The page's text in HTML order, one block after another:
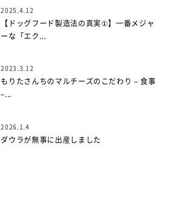
2025.4.12
【ドッグフード製造法の真実①】一番メジャ
ーな「エク...
2023.3.12
もりたさんちのマルチーズのこだわり – 食事
–...
2026.1.4
ダウラが無事に出産しました